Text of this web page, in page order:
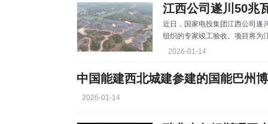
江西公司遂川50兆
近日，国家电投集团江西公司遂
组织的专家竣工验收。项目将为
撑。 该项目位于吉安市泉江镇
伏升压站，通过单回110千伏线
据测算，项目投产后年发电量可
2026-01-14
2026-01-14